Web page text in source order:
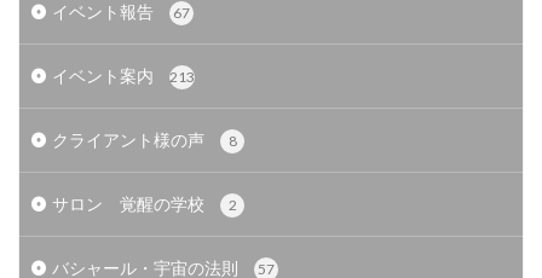
イベント報告 67
イベント案内 213
クライアント様の声 8
サロン 覚醒の学校 2
バシャール・宇宙の法則 57